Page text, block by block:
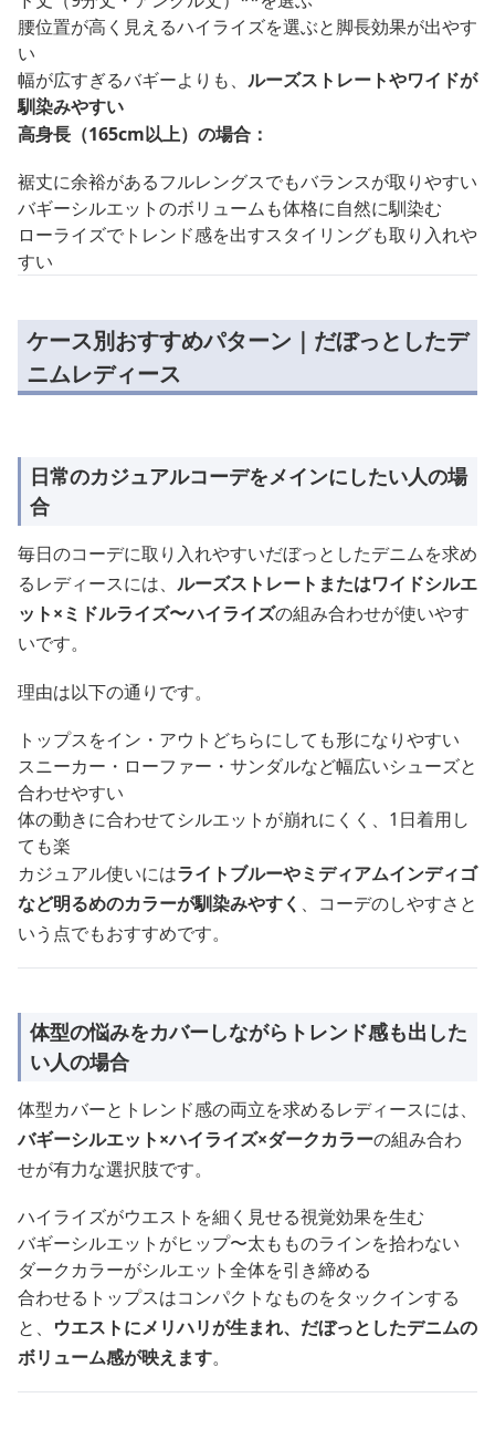
腰位置が高く見えるハイライズを選ぶと脚長効果が出やす
い
幅が広すぎるバギーよりも、 ルーズストレートやワイドが
馴染みやすい
高身長（165cm以上）の場合：
裾丈に余裕があるフルレングスでもバランスが取りやすい
バギーシルエットのボリュームも体格に自然に馴染む
ローライズでトレンド感を出すスタイリングも取り入れや
すい
ケース別おすすめパターン｜だぼっとしたデ
ニムレディース
日常のカジュアルコーデをメインにしたい人の場
合
毎日のコーデに取り入れやすいだぼっとしたデニムを求め
るレディースには、 ルーズストレートまたはワイドシルエ
ット×ミドルライズ〜ハイライズの組み合わせが使いやす
いです。
理由は以下の通りです。
トップスをイン・アウトどちらにしても形になりやすい
スニーカー・ローファー・サンダルなど幅広いシューズと
合わせやすい
体の動きに合わせてシルエットが崩れにくく、1日着用し
ても楽
カジュアル使いにはライトブルーやミディアムインディゴ
など明るめのカラーが馴染みやすく 、コーデのしやすさと
いう点でもおすすめです。
体型の悩みをカバーしながらトレンド感も出した
い人の場合
体型カバーとトレンド感の両立を求めるレディースには、
バギーシルエット×ハイライズ×ダークカラーの組み合わ
せが有力な選択肢です。
ハイライズがウエストを細く見せる視覚効果を生む
バギーシルエットがヒップ〜太もものラインを拾わない
ダークカラーがシルエット全体を引き締める
合わせるトップスはコンパクトなものをタックインする
と、 ウエストにメリハリが生まれ、だぼっとしたデニムの
ボリューム感が映えます。